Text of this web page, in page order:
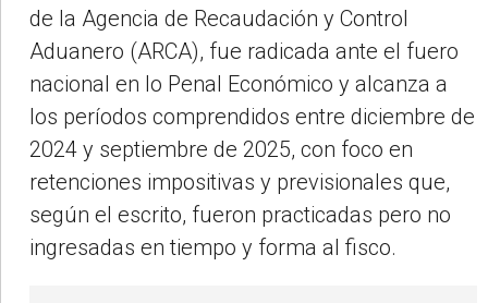
de la Agencia de Recaudación y Control
Aduanero (ARCA), fue radicada ante el fuero
nacional en lo Penal Económico y alcanza a
los períodos comprendidos entre diciembre de
2024 y septiembre de 2025, con foco en
retenciones impositivas y previsionales que,
según el escrito, fueron practicadas pero no
ingresadas en tiempo y forma al fisco.